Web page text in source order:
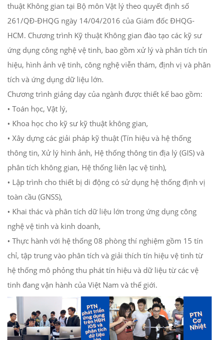
thuật Không gian tại Bộ môn Vật lý theo quyết định số
261/QĐ-ĐHQG ngày 14/04/2016 của Giám đốc ĐHQG-
HCM. Chương trình Kỹ thuật Không gian đào tạo các kỹ sư
ứng dụng công nghệ vệ tinh, bao gồm xử lý và phân tích tín
hiệu, hình ảnh vệ tinh, công nghệ viễn thám, định vị và phân
tích và ứng dụng dữ liệu lớn.
Chương trình giảng dạy của ngành được thiết kế bao gồm:
• Toán học, Vật lý,
• Khoa học cho kỹ sư kỹ thuật không gian,
• Xây dựng các giải pháp kỹ thuật (Tín hiệu và hệ thống
thông tin, Xử lý hình ảnh, Hệ thống thông tin địa lý (GIS) và
phân tích không gian, Hệ thống liên lạc vệ tinh),
• Lập trình cho thiết bị di động có sử dụng hệ thống định vị
toàn cầu (GNSS),
• Khai thác và phân tích dữ liệu lớn trong ứng dụng công
nghệ vệ tinh và kinh doanh,
• Thực hành với hệ thống 08 phòng thí nghiệm gồm 15 tín
chỉ, tập trung vào phân tích và giải thích tín hiệu vệ tinh từ
hệ thống mô phỏng thu phát tín hiệu và dữ liệu từ các vệ
tinh đang vận hành của Việt Nam và thế giới.